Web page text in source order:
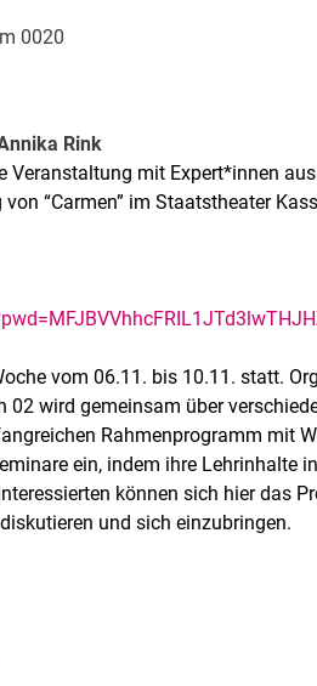
0020
Rink
Veranstaltung mit Expert*innen
“Carmen” im Staatstheater
vom 06.11. bis 10.11. statt.
wird gemeinsam über
Rahmenprogramm mit
ein, indem ihre Lehrinhalte
können sich hier das
und sich einzubringen.
teilen (externer Link, öffnet
Facebook teilen (externer Link,